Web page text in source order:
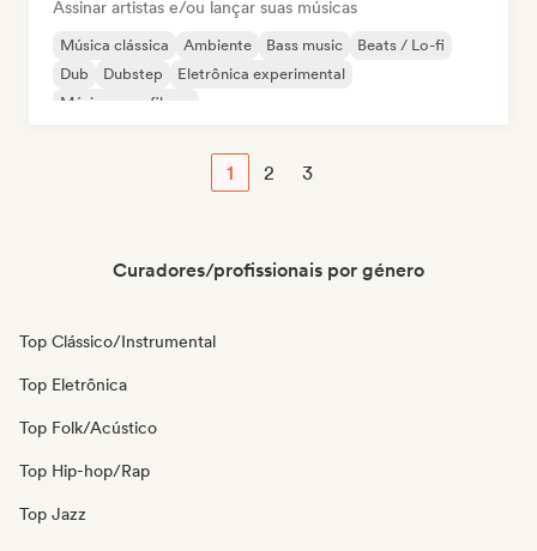
Assinar artistas e/ou lançar suas músicas
Música clássica Ambiente Bass music
Beats / Lo-fi
Dub
Dubstep
Eletrônica experimental
Música para filmes
1 2 3
Curadores/profissionais por género
Top Clássico/Instrumental
Top Eletrônica
Top Folk/Acústico
Top Hip-hop/Rap
Top Jazz